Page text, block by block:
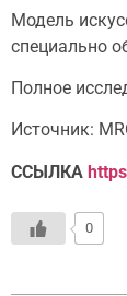
Модель
специально
Полное
Источник:
ССЫЛКА
0